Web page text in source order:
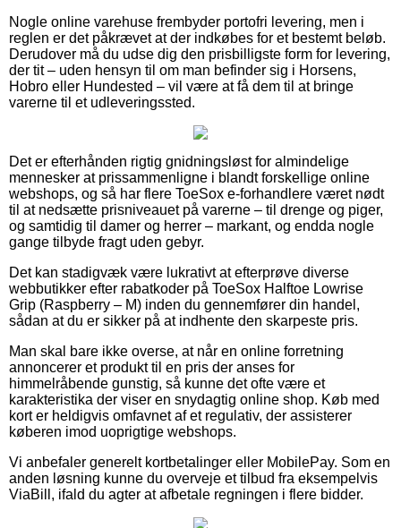
Nogle online varehuse frembyder portofri levering, men i
reglen er det påkrævet at der indkøbes for et bestemt beløb.
Derudover må du udse dig den prisbilligste form for levering,
der tit – uden hensyn til om man befinder sig i Horsens,
Hobro eller Hundested – vil være at få dem til at bringe
varerne til et udleveringssted.
Det er efterhånden rigtig gnidningsløst for almindelige
mennesker at prissammenligne i blandt forskellige online
webshops, og så har flere ToeSox e-forhandlere været nødt
til at nedsætte prisniveauet på varerne – til drenge og piger,
og samtidig til damer og herrer – markant, og endda nogle
gange tilbyde fragt uden gebyr.
Det kan stadigvæk være lukrativt at efterprøve diverse
webbutikker efter rabatkoder på ToeSox Halftoe Lowrise
Grip (Raspberry – M) inden du gennemfører din handel,
sådan at du er sikker på at indhente den skarpeste pris.
Man skal bare ikke overse, at når en online forretning
annoncerer et produkt til en pris der anses for
himmelråbende gunstig, så kunne det ofte være et
karakteristika der viser en snydagtig online shop. Køb med
kort er heldigvis omfavnet af et regulativ, der assisterer
køberen imod uoprigtige webshops.
Vi anbefaler generelt kortbetalinger eller MobilePay. Som en
anden løsning kunne du overveje et tilbud fra eksempelvis
ViaBill, ifald du agter at afbetale regningen i flere bidder.